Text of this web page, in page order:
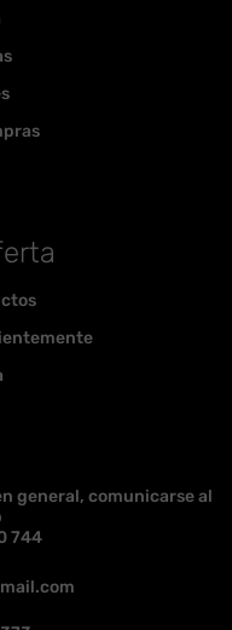
general, comunicarse al
744